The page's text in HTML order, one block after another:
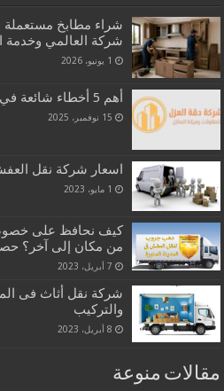
شراء مطابخ مستعملة
شركة العالمي وخدمة
1 يونيو، 2026
أهم 5 أخطاء شائعة في تنفيذ العزل وكيف تتجنبها
15 نوفمبر، 2025
اسعار شركة نقل
1 مايو، 2023
كيف نحافظ على
من مكان إلى آخر؟
7 أبريل، 2023
شركة نقل أثاث فى
والتركيب
8 أبريل، 2023
مقالات منوعة